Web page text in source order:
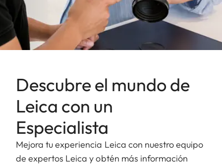
Descubre el mundo de
Leica con un
Especialista
Mejora tu experiencia Leica con nuestro equipo
de expertos Leica y obtén más información